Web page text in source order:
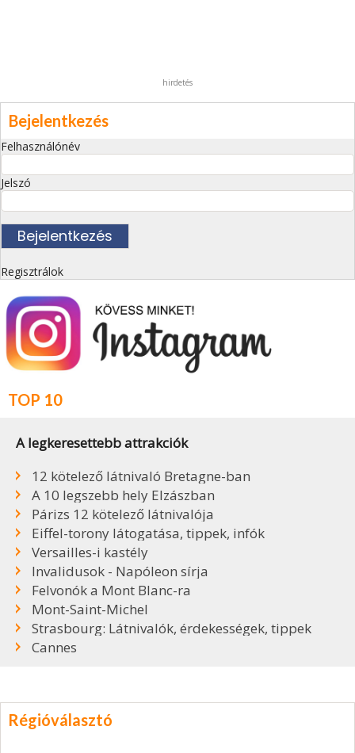
hirdetés
Bejelentkezés
Felhasználónév
Jelszó
Regisztrálok
TOP 10
A legkeresettebb attrakciók
12 kötelező látnivaló Bretagne-ban
A 10 legszebb hely Elzászban
Párizs 12 kötelező látnivalója
Eiffel-torony látogatása, tippek, infók
Versailles-i kastély
Invalidusok - Napóleon sírja
Felvonók a Mont Blanc-ra
Mont-Saint-Michel
Strasbourg: Látnivalók, érdekességek, tippek
Cannes
Régióválasztó